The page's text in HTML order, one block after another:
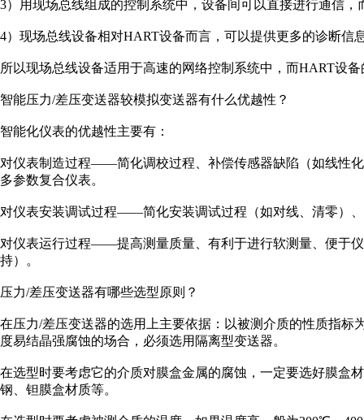
3）用现场总线组成的控制系统中，设备间可以直接进行通信，
4）现场总线设备相对HART设备而言，可以提供更多的诊断信
所以现场总线设备适用于高速的网络控制系统中，而HART设
智能压力/差压变送器较模拟变送器有什么优越性？
智能化仪表的优越性主要有：
对仪表制造过程——简化调校过程、补偿传感器缺陷（如线性
多参数复合仪表。
对仪表安装调试过程——简化安装调试过程（如对线、清零）
对仪表运行过程——提高测量质量、有利于进行软测量、便于
持）。
压力/差压变送器有哪些选型原则？
在压力/差压变送器的选用上主要依据：以被测介质的性质指
度易结晶强腐蚀的场合，必须选用隔离型变送器。
在选型时要考虑它的介质对膜盒金属的腐蚀，一定要选好膜盒
钢、钽膜盒材质等。